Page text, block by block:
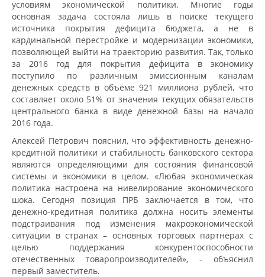
условиям экономической политики. Многие годы
основная задача состояла лишь в поиске текущего
источника покрытия дефицита бюджета, а не в
кардинальной перестройке и модернизации экономики,
позволяющей выйти на траекторию развития. Так, только
за 2016 год для покрытия дефицита в экономику
поступило по различным эмиссионным каналам
денежных средств в объёме 921 миллиона рублей, что
составляет около 51% от значения текущих обязательств
центрального банка в виде денежной базы на начало
2016 года.
Алексей Петрович пояснил, что эффективность денежно-
кредитной политики и стабильность банковского сектора
являются определяющими для состояния финансовой
системы и экономики в целом. «Любая экономическая
политика настроена на нивелирование экономического
шока. Сегодня позиция ПРБ заключается в том, что
денежно-кредитная политика должна носить элементы
подстраивания под изменения макроэкономической
ситуации в странах – основных торговых партнёрах с
целью поддержания конкурентоспособности
отечественных товаропроизводителей», - объяснил
первый заместитель.